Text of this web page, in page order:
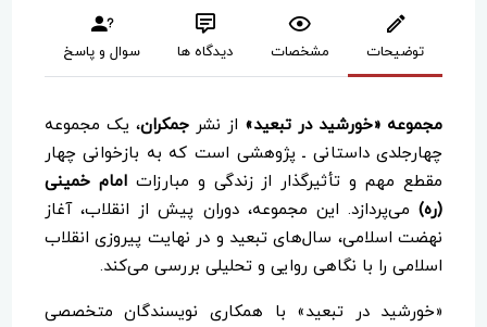
توضیحات مشخصات دیدگاه ها سوال و پاسخ
مجموعه «خورشید در تبعید» از نشرجمکران، یک مجموعه
چهارجلدی داستانی ـ پژوهشی است که به بازخوانی چهار
مقطع مهم و تأثیرگذار از زندگی و مبارزاتامام خمینی
(ره)می‌پردازد. این مجموعه، دوران پیش از انقلاب، آغاز
نهضت اسلامی، سال‌های تبعید و در نهایت پیروزی انقلاب
اسلامی را با نگاهی روایی و تحلیلی بررسی می‌کند.
«خورشید در تبعید» با همکاری نویسندگان متخصصی